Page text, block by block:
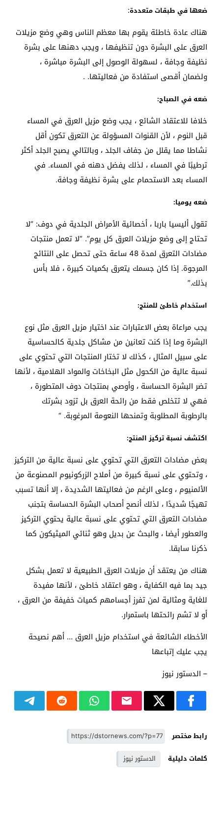
ضعها في طبقات متعددة:
هناك عادة خاطئة يقوم بها معظم الناس وهي وضع مزيلات
العرق على البشرة دون تنظيفها ، ويجب دهنها على بشرة
نظيفة وجافة ، لسهولة الوصول إلى البشرة مباشرة ،
ولضمان أقصى استفادة من فعاليتها. .
ضعه في الصباح:
خلافا للاعتقاد الشائع ، يجب وضع مزيل العرق في المساء
قبل النوم ، لأن القنوات المسؤولة عن التعرق تكون أقل
نشاطا مما يقلل من جفاف الجلد ، وبالتالي يصبح الجلد أكثر
ترطيبًا في المساء ، لذلك يفضل دهنه في المساء. في
المساء بعد الاستحمام على بشرة نظيفة وجافة.
ضعه يوميا:
تقول أليسيا باربا ، أخصائية الأمراض الجلدية في دوف: “لا
تحتاج إلى وضع مزيلات العرق كل يوم”. “لا تعمل منتجات
مضادات التعرق لمدة 48 ساعة حتى تحصل على النتائج
المرجوة. إذا كان جسمك يتعرق بكميات كبيرة ، فلا بأس
بذلك.”
استخدام خاطئ للمنتج:
يجب مراعاة بعض الاعتبارات عند اختيار مزيل العرق مثل نوع
البشرة وما إذا كنت تعانين من مشاكل جلدية كالحساسية
على سبيل المثال ، كذلك لا تختار المنتجات التي تحتوي على
نسبة عالية من الكحول مثل البخاخات والمواد الهلامية ، لأنها
تضر البشرة الحساسة ، وأوصي بمنتجات دوف المتطورة ،
فهي لا تتخلص فقط من رائحة العرق بل تزود بشرتك
بالرطوبة المطلوبة وتمنحها النعومة المرغوبة. “
اكتشف نسبة تركيز المنتج:
بعض مضادات التعرق التي تحتوي على نسبة عالية من التركيز
، وتحتوي على نسبة كبيرة من أملاح الزركونيوم المصنوعة من
الألمنيوم ، وعلى الرغم من فعاليتها الشديدة ، إلا أنها تسبب
تهيجًا شديدًا ، لذلك أنصح أصحاب البشرة الحساسة بتجنب
مضادات التعرق التي تحتوي على نسبة عالية يحتوي التركيز
والعطور أيضا ، والبحث عن بديل وهو ثنائي الميثيكون كما
ذكرنا سابقا.
هناك من يعتقد أن مزيلات العرق الطبيعية لا تعمل بشكل
جيد بما فيه الكفاية ، وهو اعتقاد خاطئ ، لأنها مفيدة
للغاية ومثالية لمن تفرز أجسامهم كميات خفيفة من العرق ،
أو لا تشم رائحتها باستمرار.
الأخطاء الشائعة في استخدام مزيل العرق … أهم نصيحة
يجب عليك إتباعها
– الدستور نيوز
رابط مختصر
كلمات دليلية
الدستور نيوز